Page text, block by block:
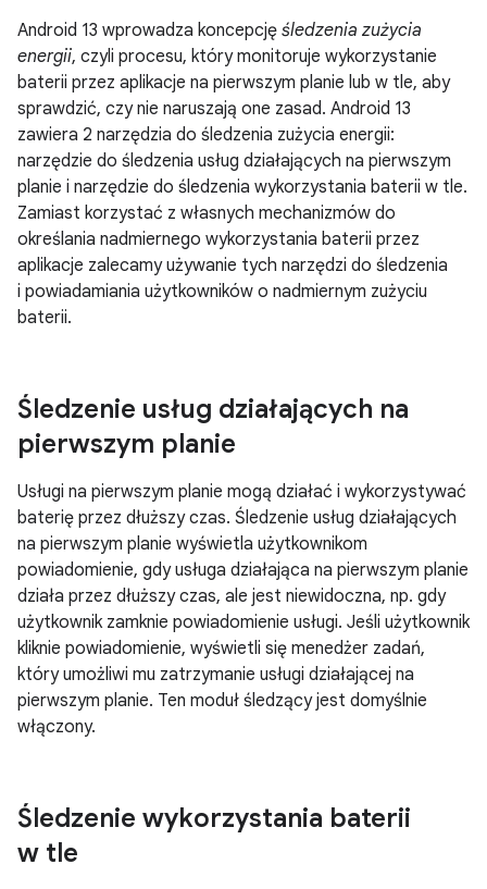
Android 13 wprowadza koncepcję śledzenia zużycia
energii, czyli procesu, który monitoruje wykorzystanie
baterii przez aplikacje na pierwszym planie lub w tle, aby
sprawdzić, czy nie naruszają one zasad. Android 13
zawiera 2 narzędzia do śledzenia zużycia energii:
narzędzie do śledzenia usług działających na pierwszym
planie i narzędzie do śledzenia wykorzystania baterii w tle.
Zamiast korzystać z własnych mechanizmów do
określania nadmiernego wykorzystania baterii przez
aplikacje zalecamy używanie tych narzędzi do śledzenia
i powiadamiania użytkowników o nadmiernym zużyciu
baterii.
Śledzenie usług działających na
pierwszym planie
Usługi na pierwszym planie mogą działać i wykorzystywać
baterię przez dłuższy czas. Śledzenie usług działających
na pierwszym planie wyświetla użytkownikom
powiadomienie, gdy usługa działająca na pierwszym planie
działa przez dłuższy czas, ale jest niewidoczna, np. gdy
użytkownik zamknie powiadomienie usługi. Jeśli użytkownik
kliknie powiadomienie, wyświetli się menedżer zadań,
który umożliwi mu zatrzymanie usługi działającej na
pierwszym planie. Ten moduł śledzący jest domyślnie
włączony.
Śledzenie wykorzystania baterii
w tle